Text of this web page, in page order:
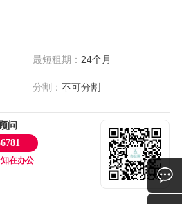
最短租期： 24个月
分割：不可分割
问
在办公